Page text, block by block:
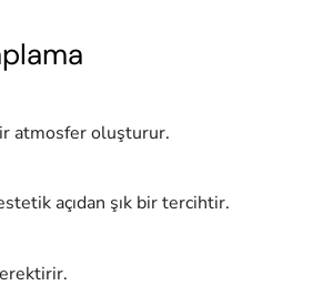
atmosfer oluşturur.
açıdan şık bir tercihtir.